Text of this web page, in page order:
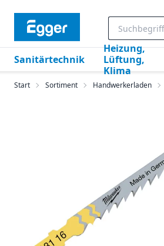
Sanitärtechnik
Heizung,
Lüftung,
Klima
Start Sortiment Handwerkerladen